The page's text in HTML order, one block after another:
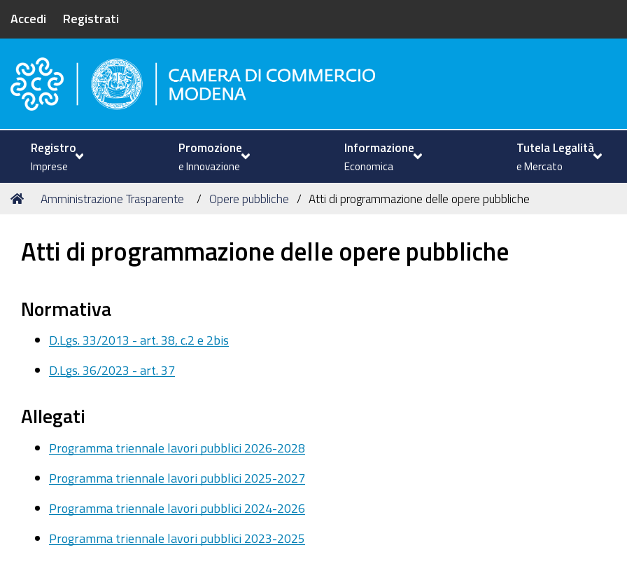
Accedi Registrati
Camera di Commercio di Modena
Registro
Imprese
Promozione
e Innovazione
Informazione
Economica
Tutela Legalità
e Mercato
Tu
Home
Amministrazione Trasparente Opere pubbliche Atti di programmazione delle opere pubbliche
Atti di programmazione delle opere pubbliche
Normativa
D.Lgs. 33/2013 - art. 38, c.2 e 2bis
D.Lgs. 36/2023 - art. 37
Allegati
Programma triennale lavori pubblici 2026-2028
Programma triennale lavori pubblici 2025-2027
Programma triennale lavori pubblici 2024-2026
Programma triennale lavori pubblici 2023-2025